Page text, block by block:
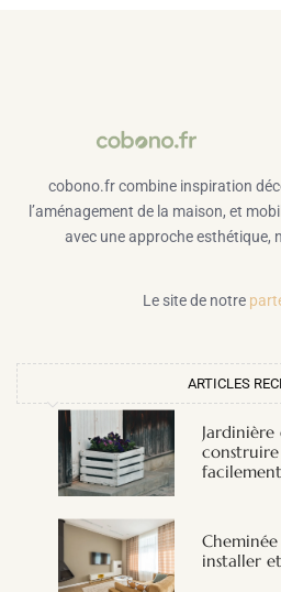
cobono.fr combine inspiration
l’aménagement de la maison, et
avec une approche esthétique,
Le site de notre
ARTICLES
Jardinière
facilement
installer